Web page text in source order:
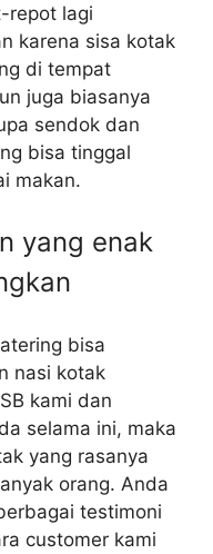
repot lagi
karena sisa kotak
di tempat
juga biasanya
sendok dan
bisa tinggal
makan.
yang enak
bisa
nasi kotak
kami dan
selama ini, maka
yang rasanya
orang. Anda
testimoni
customer kami